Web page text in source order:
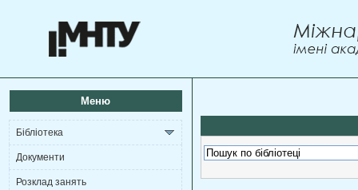
Меню
Бібліотека
Документи
Розклад занять